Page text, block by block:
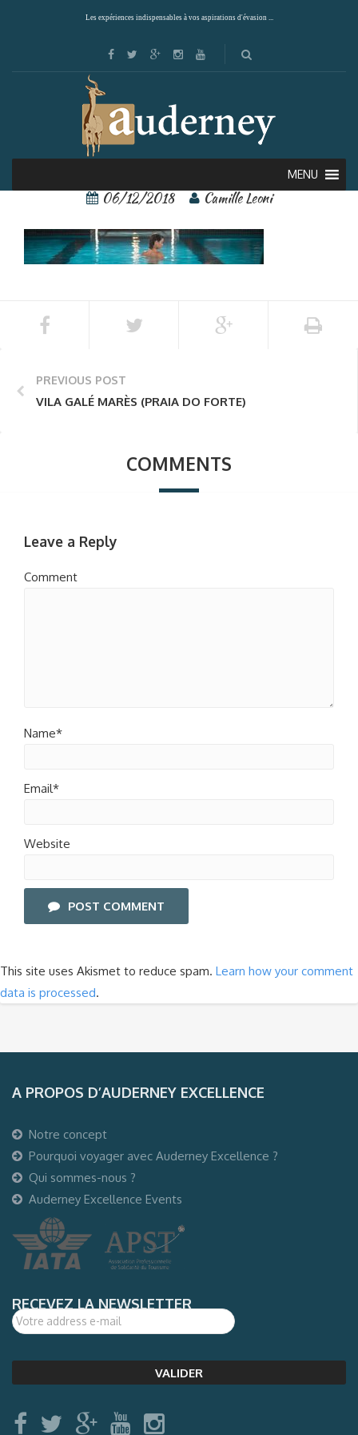
Les expériences indispensables à vos aspirations d'évasion ...
MENU
67722670 – Copie
06/12/2018 Camille Leoni
PREVIOUS POST
VILA GALÉ MARÈS (PRAIA DO FORTE)
COMMENTS
Leave a Reply
Comment
Name*
Email*
Website
POST COMMENT
This site uses Akismet to reduce spam. Learn how your comment
data is processed.
A PROPOS D’AUDERNEY EXCELLENCE
Notre concept
Pourquoi voyager avec Auderney Excellence ?
Qui sommes-nous ?
Auderney Excellence Events
RECEVEZ LA NEWSLETTER